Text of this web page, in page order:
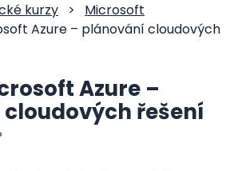
kurzy >
Microsoft
Azure – plánování cloudových
Azure –
řešení